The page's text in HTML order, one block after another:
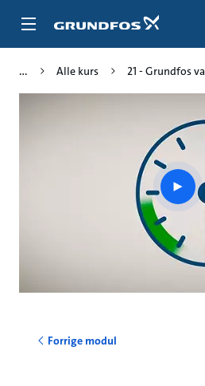
Alle kurs 21 - Grundfos
Play
video
Forrige modul